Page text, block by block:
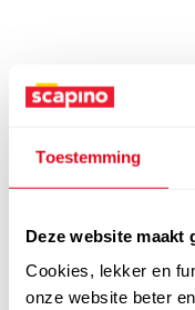
Toestemming
Deze website maakt
Cookies, lekker en
onze website beter